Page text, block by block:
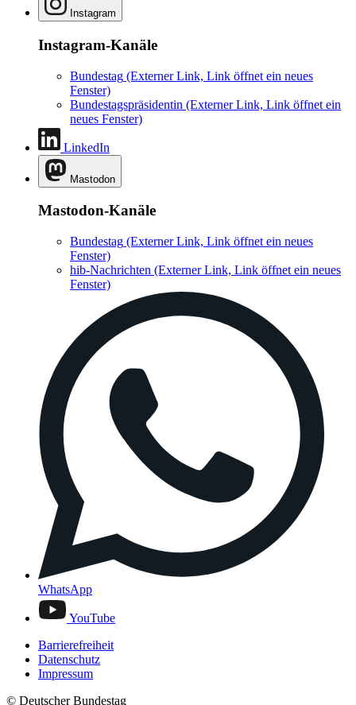
Instagram
Instagram-Kanäle
Bundestag (Externer Link, Link öffnet ein neues
Fenster)
Bundestagspräsidentin (Externer Link, Link öffnet ein
neues Fenster)
LinkedIn
Mastodon
Mastodon-Kanäle
Bundestag (Externer Link, Link öffnet ein neues
Fenster)
hib-Nachrichten (Externer Link, Link öffnet ein neues
Fenster)
WhatsApp
YouTube
Barrierefreiheit
Datenschutz
Impressum
© Deutscher Bundestag